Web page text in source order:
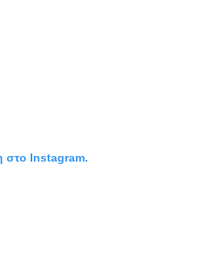
στο Instagram.